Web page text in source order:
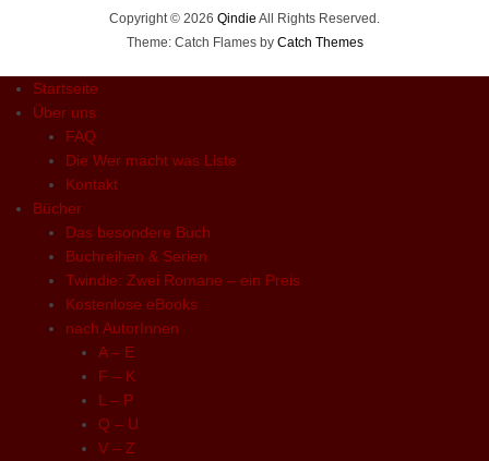
Copyright © 2026 Qindie All Rights Reserved.
Theme: Catch Flames by Catch Themes
Startseite
Über uns
FAQ
Die Wer macht was Liste
Kontakt
Bücher
Das besondere Buch
Buchreihen & Serien
Twindie: Zwei Romane – ein Preis
Kostenlose eBooks
nach AutorInnen
A – E
F – K
L – P
Q – U
V – Z